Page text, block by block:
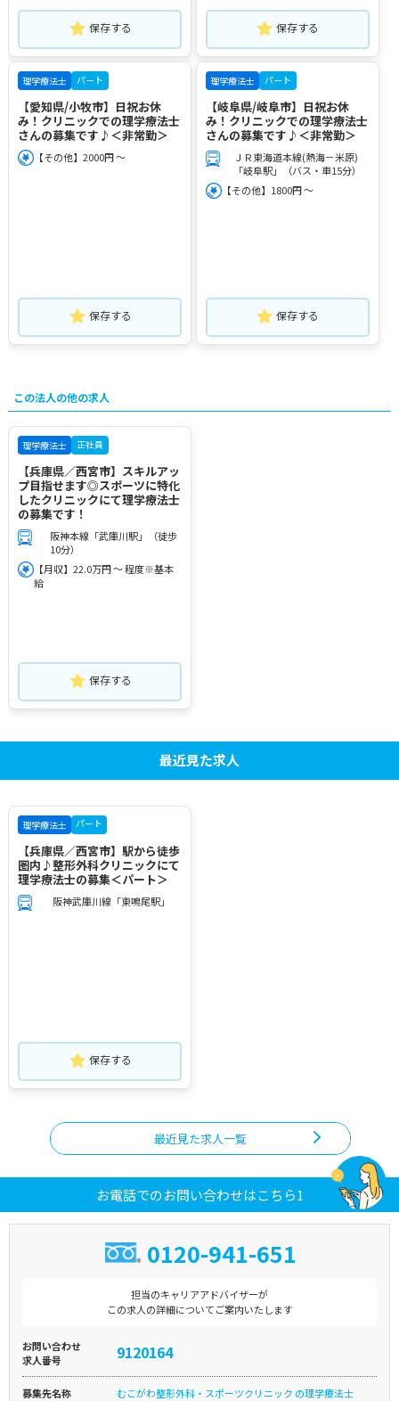
保存する 保存する
理学療法士 パート
【愛知県/小牧市】日祝お休
み！クリニックでの理学療法士
さんの募集です♪＜非常勤＞
【その他】2000円 ～
保存する
理学療法士 パート
【岐阜県/岐阜市】日祝お休
み！クリニックでの理学療法士
さんの募集です♪＜非常勤＞
ＪＲ東海道本線(熱海－米原)
「岐阜駅」（バス・車15分）
【その他】1800円 ～
保存する
この法人の他の求人
理学療法士 正社員
【兵庫県／西宮市】スキルアッ
プ目指せます◎スポーツに特化
したクリニックにて理学療法士
の募集です！
阪神本線「武庫川駅」（徒歩
10分）
【月収】22.0万円 ～ 程度※基本
給
保存する
最近見た求人
理学療法士 パート
【兵庫県／西宮市】駅から徒歩
圏内♪整形外科クリニックにて
理学療法士の募集＜パート＞
阪神武庫川線「東鳴尾駅」
保存する
最近見た求人一覧
お電話でのお問い合わせはこちら1
0120-941-651
担当のキャリアアドバイザーが
この求人の詳細についてご案内いたします
お問い合わせ
求人番号
9120164
募集先名称 むこがわ整形外科・スポーツクリニック の理学療法士